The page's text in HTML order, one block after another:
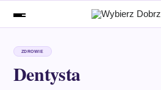
ZDROWIE
Dentysta